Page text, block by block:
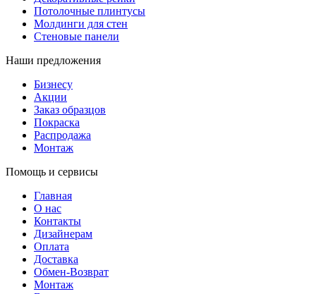
Потолочные плинтусы
Молдинги для стен
Стеновые панели
Наши предложения
Бизнесу
Акции
Заказ образцов
Покраска
Распродажа
Монтаж
Помощь и сервисы
Главная
О нас
Контакты
Дизайнерам
Оплата
Доставка
Обмен-Возврат
Монтаж